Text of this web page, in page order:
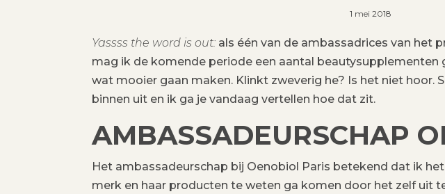
1 mei 2018
Yassss the word is out: als één van de ambassadrices van het
mag ik de komende periode een aantal beautysupplementen
wat mooier gaan maken. Klinkt zweverig he? Is het niet hoor.
binnen uit en ik ga je vandaag vertellen hoe dat zit.
AMBASSADEURSCHAP
Het ambassadeurschap bij Oenobiol Paris betekend dat ik
merk en haar producten te weten ga komen door het zelf uit